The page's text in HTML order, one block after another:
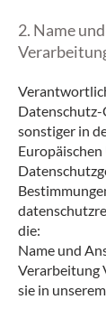
2. Name
sonstiger in
die:
Name und
Verarbeitung
sie in